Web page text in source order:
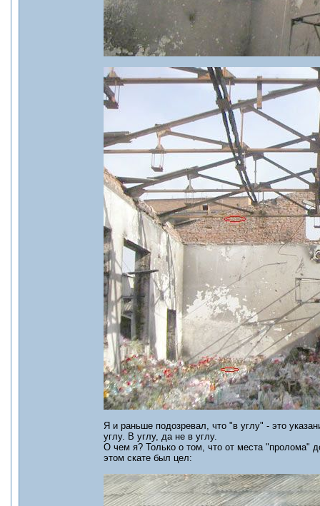
Я и раньше подозревал, что "в углу" - это
углу. В углу, да не в углу.
О чем я? Только о том, что от места "пролома"
этом скате был цел: